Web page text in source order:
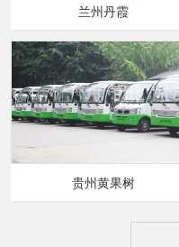
兰州丹霞
贵州黄果树